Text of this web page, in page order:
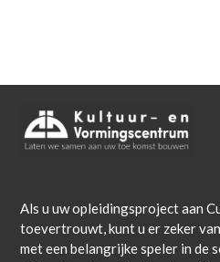
Als u uw opleidingsproject aan
toevertrouwt, kunt u er zeker
met een belangrijke speler in de